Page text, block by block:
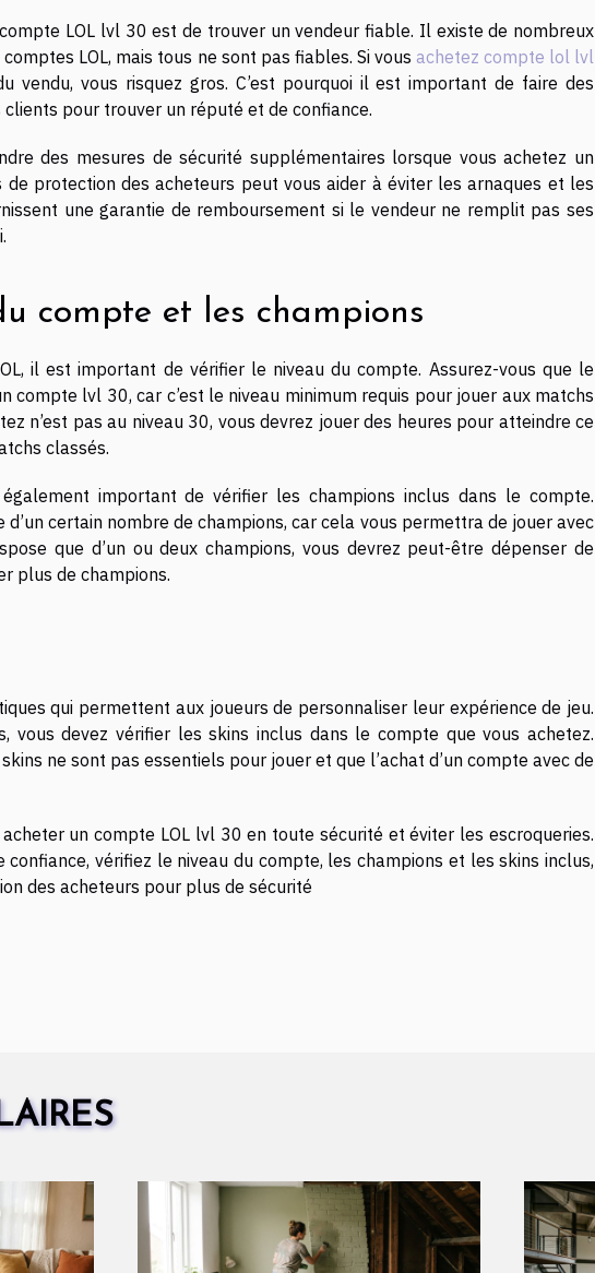
LOL lvl 30 est de trouver un vendeur fiable. Il existe de nombreux
LOL, mais tous ne sont pas fiables. Si vous achetez compte lol lvl
vendu, vous risquez gros. C’est pourquoi il est important de faire des
pour trouver un réputé et de confiance.
des mesures de sécurité supplémentaires lorsque vous achetez un
de protection des acheteurs peut vous aider à éviter les arnaques et les
une garantie de remboursement si le vendeur ne remplit pas ses
compte et les champions
il est important de vérifier le niveau du compte. Assurez-vous que le
compte lvl 30, car c’est le niveau minimum requis pour jouer aux matchs
n’est pas au niveau 30, vous devrez jouer des heures pour atteindre ce
classés.
important de vérifier les champions inclus dans le compte.
certain nombre de champions, car cela vous permettra de jouer avec
que d’un ou deux champions, vous devrez peut-être dépenser de
plus de champions.
qui permettent aux joueurs de personnaliser leur expérience de jeu.
vous devez vérifier les skins inclus dans le compte que vous achetez.
ne sont pas essentiels pour jouer et que l’achat d’un compte avec de
un compte LOL lvl 30 en toute sécurité et éviter les escroqueries.
vérifiez le niveau du compte, les champions et les skins inclus,
des acheteurs pour plus de sécurité